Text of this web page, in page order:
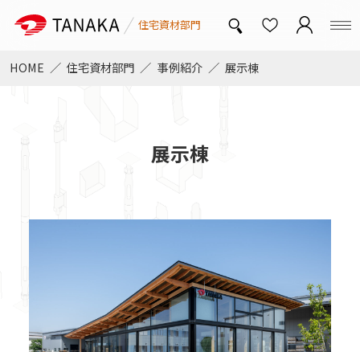
住宅資材部門
中大規模非住宅対応金物
新・つくば耐力壁 T-WOOD FRAME
SSマルチ リフォーム金物
トップページ
HOME 住宅資材部門 事例紹介 展示棟
展示棟